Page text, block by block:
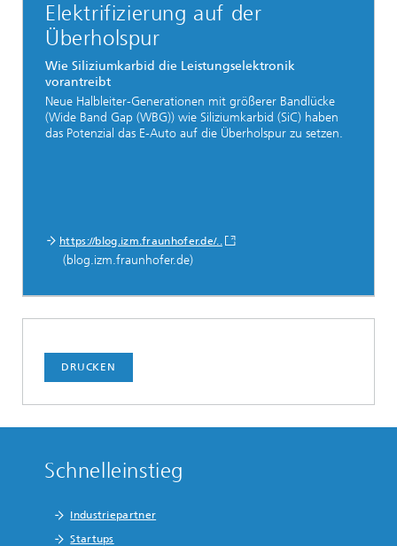
Elektrifizierung auf der
Überholspur
Wie Siliziumkarbid die Leistungselektronik
vorantreibt
Neue Halbleiter-Generationen mit größerer Bandlücke
(Wide Band Gap (WBG)) wie Siliziumkarbid (SiC) haben
das Potenzial das E-Auto auf die Überholspur zu setzen.
https://blog.izm.fraunhofer.de/..
(blog.izm.fraunhofer.de)
DRUCKEN
Schnelleinstieg
Industriepartner
Startups